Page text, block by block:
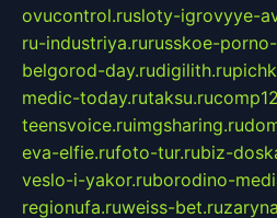
ovucontrol.rusloty-igrovyye-
ru-industriya.rurusskoe-
belgorod-day.rudigilith.ru
medic-today.rutaksu.ru
teensvoice.ruimgsharing.ru
eva-elfie.rufoto-tur.rubiz-
veslo-i-yakor.ruborodino-
regionufa.ruweiss-bet.ru